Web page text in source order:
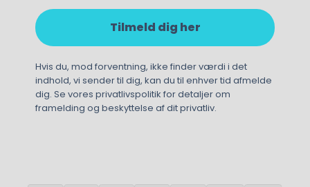
Tilmeld dig her
Hvis du, mod forventning, ikke finder værdi i det
indhold, vi sender til dig, kan du til enhver tid afmelde
dig. Se vores privatlivspolitik for detaljer om
framelding og beskyttelse af dit privatliv.